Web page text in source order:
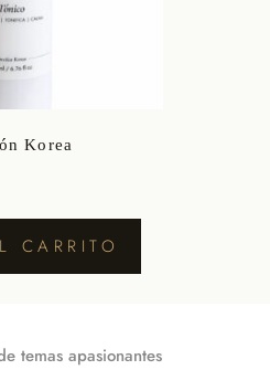
Korea
CARRITO
temas apasionantes